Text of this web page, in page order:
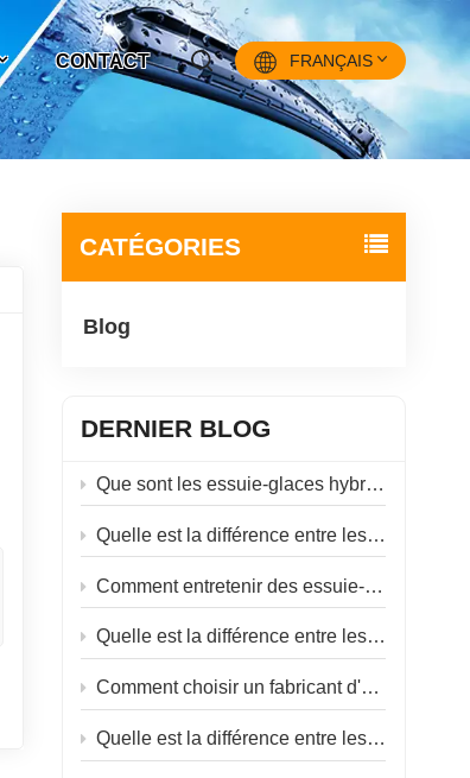
CONTACT FRANÇAIS
English
Français
CATÉGORIES
Blog
DERNIER BLOG
Que sont les essuie-glaces hybrides ?
Quelle est la différence entre les essuie-glaces plats et les essuie-glaces hybrides ?
Comment entretenir des essuie-glaces en caoutchouc souple ?
Quelle est la différence entre les essuie-glaces d'hiver et les essuie-glaces d'été ?
Comment choisir un fabricant d'essuie-glaces ?
Quelle est la différence entre les essuie-glaces plats et les essuie-glaces classiques ?